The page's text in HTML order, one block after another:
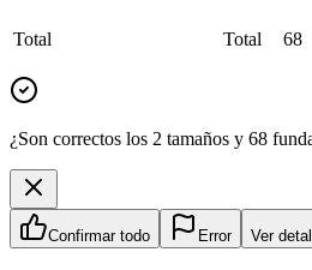
Total Total 68
¿Son correctos los 2 tamaños y 68
Confirmar todo Error Ver